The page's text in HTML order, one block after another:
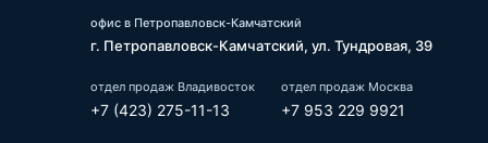
офис в Петропавловск-Камчатский
г. Петропавловск-Камчатский, ул. Тундровая, 39
отдел продаж Владивосток
+7 (423) 275-11-13
отдел продаж Москва
+7 953 229 9921